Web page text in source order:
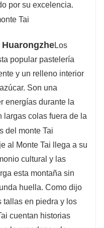
por su excelencia.
Los
popular pastelería
y un relleno interior
Son una
energías durante la
largas colas fuera de la
al Monte Tai llega a su
cultural y las
esta montaña sin
huella. Como dijo
tallas en piedra y los
cuentan historias